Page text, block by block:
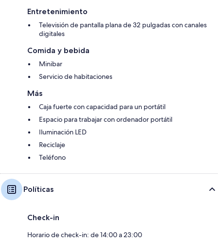
Entretenimiento
Televisión de pantalla plana de 32 pulgadas con canales
digitales
Comida y bebida
Minibar
Servicio de habitaciones
Más
Caja fuerte con capacidad para un portátil
Espacio para trabajar con ordenador portátil
Iluminación LED
Reciclaje
Teléfono
Políticas
Check-in
Horario de check-in: de 14:00 a 23:00